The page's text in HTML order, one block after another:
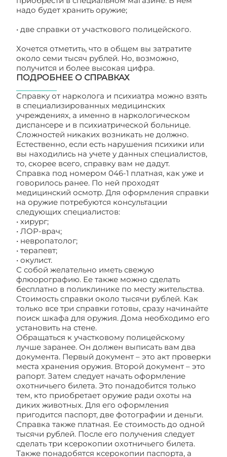
надо будет хранить оружие;
• две справки от участкового полицейского.
Хочется отметить, что в общем вы затратите
около семи тысяч рублей. Но, возможно,
получится и более высокая цифра.
ПОДРОБНЕЕ О СПРАВКАХ
Справку от нарколога и психиатра можно взять
в специализированных медицинских
учреждениях, а именно в наркологическом
диспансере и в психиатрической больнице.
Сложностей никаких возникать не должно.
Естественно, если есть нарушения психики или
вы находились на учете у данных специалистов,
то, скорее всего, справку вам не дадут.
Справка под номером 046-1 платная, как уже и
говорилось ранее. По ней проходят
медицинский осмотр. Для оформления справки
на оружие потребуются консультации
следующих специалистов:
• хирург;
• ЛОР-врач;
• невропатолог;
• терапевт;
• окулист.
С собой желательно иметь свежую
флюорографию. Ее также можно сделать
бесплатно в поликлинике по месту жительства.
Стоимость справки около тысячи рублей. Как
только все три справки готовы, сразу начинайте
поиск шкафа для оружия. Дома необходимо его
установить на стене.
Обращаться к участковому полицейскому
лучше заранее. Он должен выписать вам два
документа. Первый документ – это акт проверки
места хранения оружия. Второй документ – это
рапорт. Затем следует начать оформление
охотничьего билета. Это понадобится только
тем, кто приобретает оружие ради охоты на
диких животных. Для его оформления
пригодится паспорт, две фотографии и деньги.
Справка также платная. Ее стоимость до одной
тысячи рублей. После его получения следует
сделать три ксерокопии охотничьего билета.
Также понадобятся ксерокопии паспорта, а